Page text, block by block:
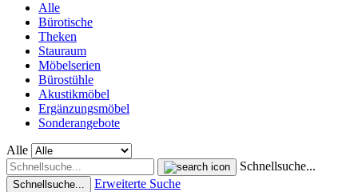
Alle
Bürotische
Theken
Stauraum
Möbelserien
Bürostühle
Akustikmöbel
Ergänzungsmöbel
Sonderangebote
Alle
Schnellsuche...
Schnellsuche... Erweiterte Suche